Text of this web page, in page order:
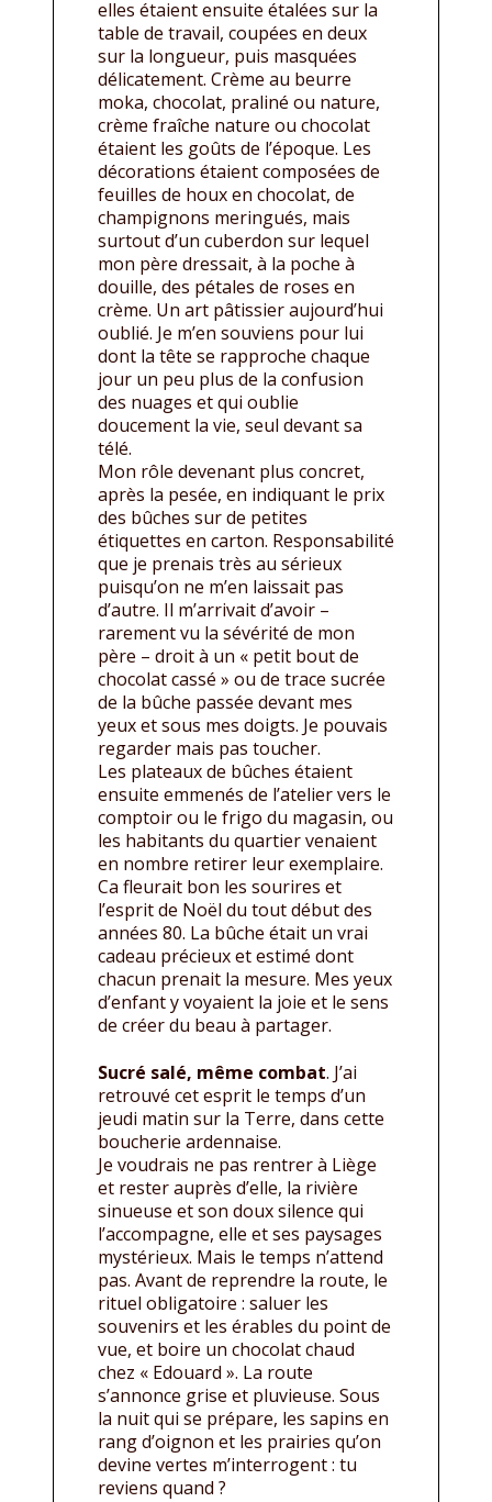
elles étaient ensuite étalées sur la
table de travail, coupées en deux
sur la longueur, puis masquées
délicatement. Crème au beurre
moka, chocolat, praliné ou nature,
crème fraîche nature ou chocolat
étaient les goûts de l’époque. Les
décorations étaient composées de
feuilles de houx en chocolat, de
champignons meringués, mais
surtout d’un cuberdon sur lequel
mon père dressait, à la poche à
douille, des pétales de roses en
crème. Un art pâtissier aujourd’hui
oublié. Je m’en souviens pour lui
dont la tête se rapproche chaque
jour un peu plus de la confusion
des nuages et qui oublie
doucement la vie, seul devant sa
télé.
Mon rôle devenant plus concret,
après la pesée, en indiquant le prix
des bûches sur de petites
étiquettes en carton. Responsabilité
que je prenais très au sérieux
puisqu’on ne m’en laissait pas
d’autre. Il m’arrivait d’avoir –
rarement vu la sévérité de mon
père – droit à un « petit bout de
chocolat cassé » ou de trace sucrée
de la bûche passée devant mes
yeux et sous mes doigts. Je pouvais
regarder mais pas toucher.
Les plateaux de bûches étaient
ensuite emmenés de l’atelier vers le
comptoir ou le frigo du magasin, ou
les habitants du quartier venaient
en nombre retirer leur exemplaire.
Ca fleurait bon les sourires et
l’esprit de Noël du tout début des
années 80. La bûche était un vrai
cadeau précieux et estimé dont
chacun prenait la mesure. Mes yeux
d’enfant y voyaient la joie et le sens
de créer du beau à partager.
Sucré salé, même combat. J’ai
retrouvé cet esprit le temps d’un
jeudi matin sur la Terre, dans cette
boucherie ardennaise.
Je voudrais ne pas rentrer à Liège
et rester auprès d’elle, la rivière
sinueuse et son doux silence qui
l’accompagne, elle et ses paysages
mystérieux. Mais le temps n’attend
pas. Avant de reprendre la route, le
rituel obligatoire : saluer les
souvenirs et les érables du point de
vue, et boire un chocolat chaud
chez « Edouard ». La route
s’annonce grise et pluvieuse. Sous
la nuit qui se prépare, les sapins en
rang d’oignon et les prairies qu’on
devine vertes m’interrogent : tu
reviens quand ?